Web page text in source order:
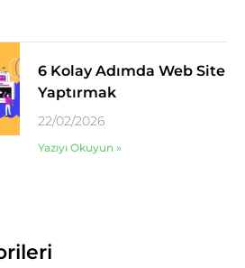
6 Kolay Adımda Web Site
Yaptırmak
22/02/2026
Yazıyı Okuyun »